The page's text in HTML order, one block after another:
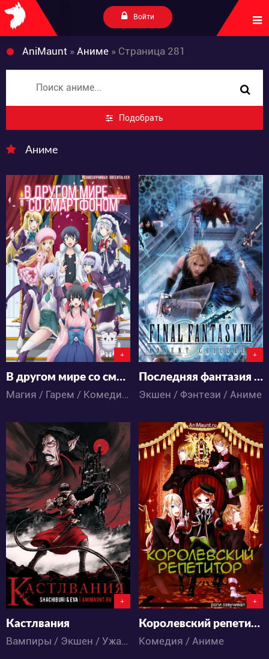
Войти
AniMaunt » Аниме » Страница 281
Подобрать
Аниме
113387
36 376
+
В другом мире со смартфоном
Магия / Гарем / Комедия / Приключения / Романтика / Фэнтези / Аниме
17773
5 17
+
Последняя фантазия VII: Дети пришествия
Экшен / Фэнтези / Аниме
41784
8 69
+
Кастлвания
Вампиры / Экшен / Ужасы / Фэнтези / Аниме
22888
2 26
+
Королевский репетитор
Комедия / Аниме